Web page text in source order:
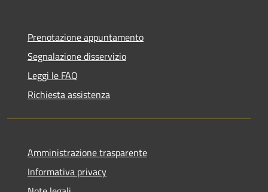
Prenotazione appuntamento
Segnalazione disservizio
Leggi le FAQ
Richiesta assistenza
Amministrazione trasparente
Informativa privacy